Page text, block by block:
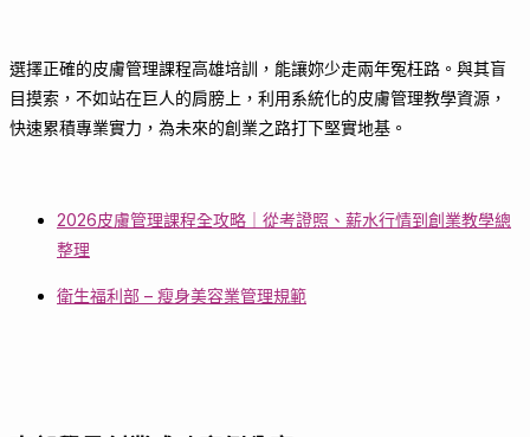
選擇正確的皮膚管理課程高雄培訓，能讓妳少走兩年冤枉路。與其盲
目摸索，不如站在巨人的肩膀上，利用系統化的皮膚管理教學資源，
快速累積專業實力，為未來的創業之路打下堅實地基。
2026皮膚管理課程全攻略｜從考證照、薪水行情到創業教學總
整理
衛生福利部 – 瘦身美容業管理規範